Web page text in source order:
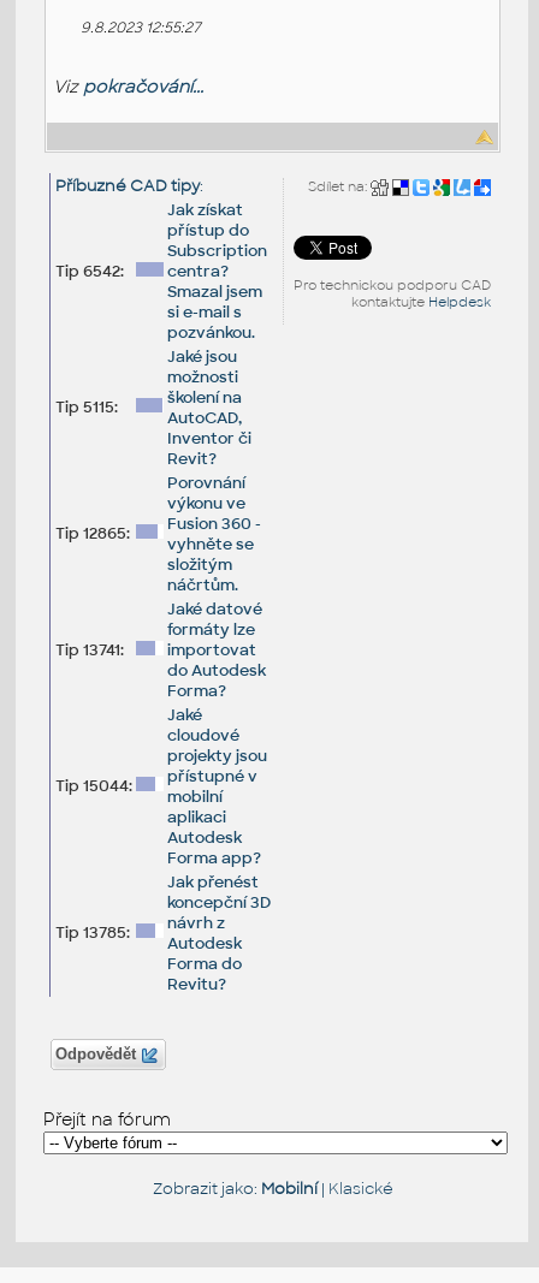
9.8.2023 12:55:27
Viz pokračování...
Sdílet na:
Pro technickou podporu CAD
kontaktujte Helpdesk
Příbuzné CAD tipy:
Tip 6542:
Jak získat
přístup do
Subscription
centra?
Smazal jsem
si e-mail s
pozvánkou.
Tip 5115:
Jaké jsou
možnosti
školení na
AutoCAD,
Inventor či
Revit?
Tip 12865:
Porovnání
výkonu ve
Fusion 360 -
vyhněte se
složitým
náčrtům.
Tip 13741:
Jaké datové
formáty lze
importovat
do Autodesk
Forma?
Tip 15044:
Jaké
cloudové
projekty jsou
přístupné v
mobilní
aplikaci
Autodesk
Forma app?
Tip 13785:
Jak přenést
koncepční 3D
návrh z
Autodesk
Forma do
Revitu?
Odpovědět
Přejít na fórum
Zobrazit jako: Mobilní| Klasické